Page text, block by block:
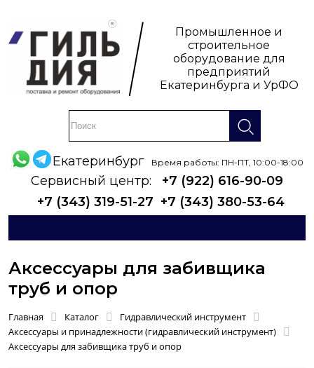
Промышленное и
строительное
оборудование для
предприятий
Екатеринбурга и УрФО
Екатеринбург Время работы: ПН-ПТ, 10:00-18:00
Сервисный центр:
+7 (922) 616-90-09
+7 (343) 319-51-27 +7 (343) 380-53-64
Аксессуары для забивщика
труб и опор
Главная Каталог
Гидравлический инструмент
Аксессуары и принадлежности (гидравлический инструмент)
Аксессуары для забивщика труб и опор